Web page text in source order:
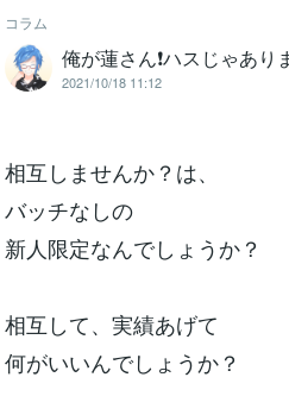
コラム
俺が蓮さん❗️ハスじゃあり
2021/10/18 11:12
相互しませんか？は、
バッチなしの
新人限定なんでしょうか？
相互して、実績あげて
何がいいんでしょうか？